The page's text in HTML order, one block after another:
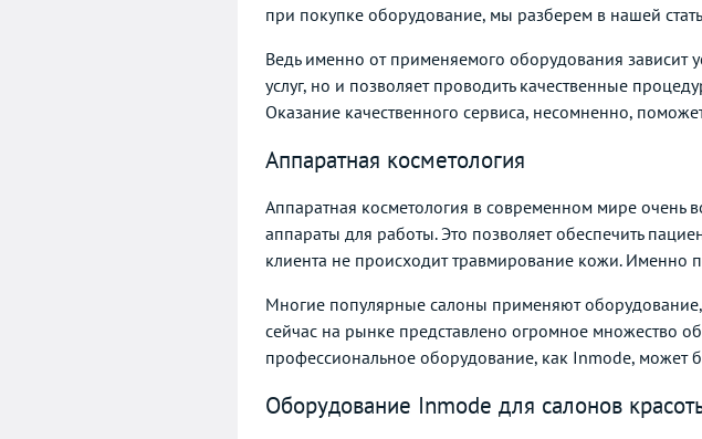
при покупке оборудование, мы разберем в нашей
Ведь именно от применяемого оборудования зависит
услуг, но и позволяет проводить качественные
Оказание качественного сервиса, несомненно,
Аппаратная косметология
Аппаратная косметология в современном мире очень
аппараты для работы. Это позволяет обеспечить
клиента не происходит травмирование кожи. Именно
Многие популярные салоны применяют оборудование,
сейчас на рынке представлено огромное множество
профессиональное оборудование, как Inmode, может
Оборудование Inmode для салонов